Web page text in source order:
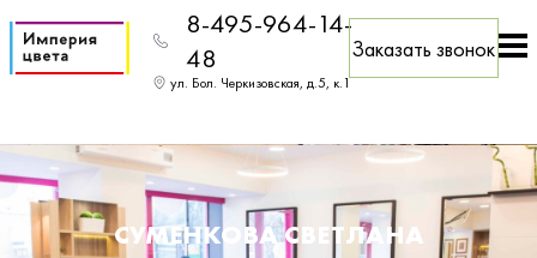
8-495-964-14-
48
ул. Бол. Черкизовская, д.5, к.1
Заказать звонок
СУМЕНКОВА СВЕТЛАНА